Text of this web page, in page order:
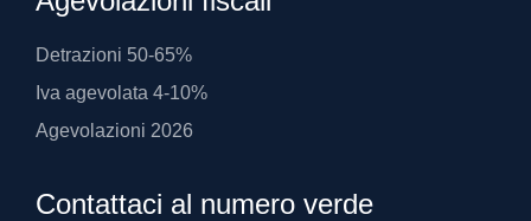
Detrazioni 50-65%
Iva agevolata 4-10%
Agevolazioni 2026
Contattaci al numero verde